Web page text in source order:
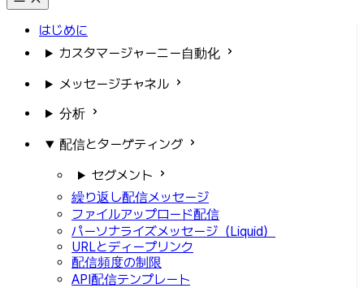
はじめに
カスタマージャーニー自動化
メッセージチャネル
分析
配信とターゲティング
セグメント
繰り返し配信メッセージ
ファイルアップロード配信
パーソナライズメッセージ（Liquid）
URLとディープリンク
配信頻度の制限
API配信テンプレート